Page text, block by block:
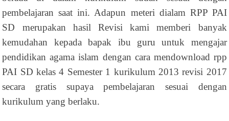
pembelajaran saat ini. Adapun meteri dialam RPP PAI
SD merupakan hasil Revisi kami memberi banyak
kemudahan kepada bapak ibu guru untuk mengajar
pendidikan agama islam dengan cara mendownload rpp
PAI SD kelas 4 Semester 1 kurikulum 2013 revisi 2017
secara gratis supaya pembelajaran sesuai dengan
kurikulum yang berlaku.